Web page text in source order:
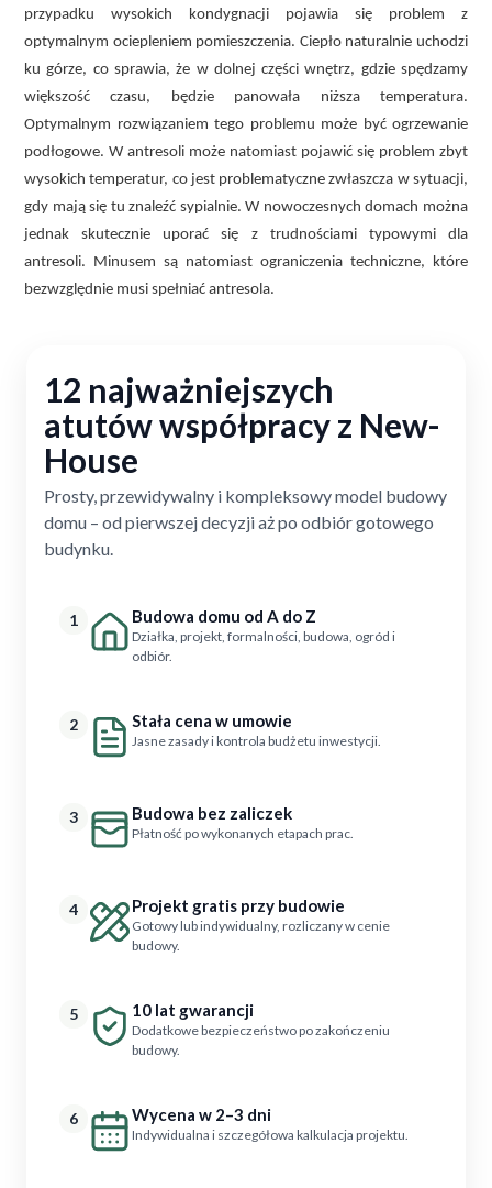
przypadku wysokich kondygnacji pojawia się problem z
optymalnym ociepleniem pomieszczenia. Ciepło naturalnie uchodzi
ku górze, co sprawia, że w dolnej części wnętrz, gdzie spędzamy
większość czasu, będzie panowała niższa temperatura.
Optymalnym rozwiązaniem tego problemu może być ogrzewanie
podłogowe. W antresoli może natomiast pojawić się problem zbyt
wysokich temperatur, co jest problematyczne zwłaszcza w sytuacji,
gdy mają się tu znaleźć sypialnie. W nowoczesnych domach można
jednak skutecznie uporać się z trudnościami typowymi dla
antresoli. Minusem są natomiast ograniczenia techniczne, które
bezwzględnie musi spełniać antresola.
12 najważniejszych
atutów współpracy z New-
House
Prosty, przewidywalny i kompleksowy model budowy
domu – od pierwszej decyzji aż po odbiór gotowego
budynku.
1 Budowa domu od A do Z
Działka, projekt, formalności, budowa, ogród i
odbiór.
2 Stała cena w umowie
Jasne zasady i kontrola budżetu inwestycji.
3 Budowa bez zaliczek
Płatność po wykonanych etapach prac.
4 Projekt gratis przy budowie
Gotowy lub indywidualny, rozliczany w cenie
budowy.
5 10 lat gwarancji
Dodatkowe bezpieczeństwo po zakończeniu
budowy.
6 Wycena w 2–3 dni
Indywidualna i szczegółowa kalkulacja projektu.